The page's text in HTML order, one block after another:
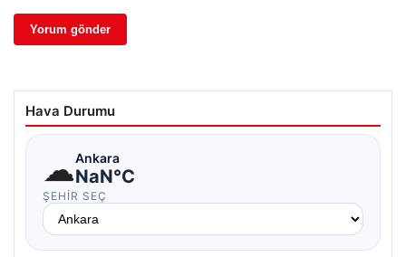
Hava Durumu
☁Ankara
NaN°C
ŞEHIR SEÇ